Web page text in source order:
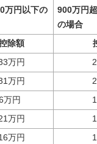
万円以下の
900万円
の場合
除額
万円
万円
万円
万円
万円